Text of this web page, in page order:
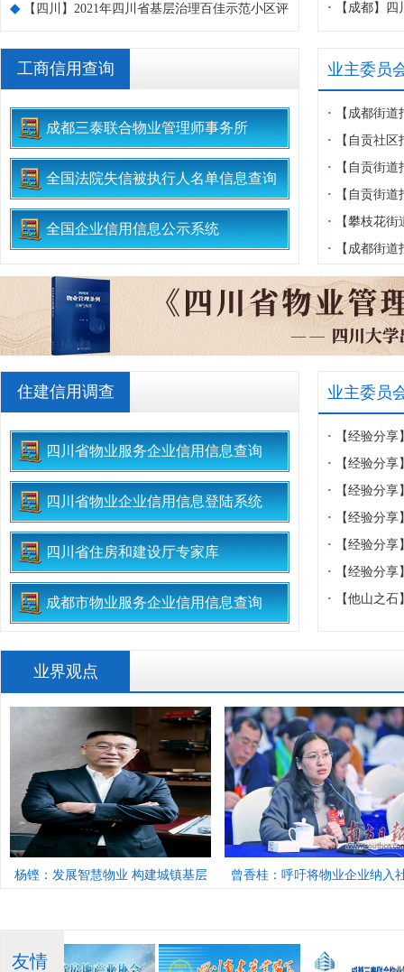
◆ 【四川】2021年四川省基层治理百佳示范小区评
公告
·
【成都】
工商信用查询
成都三泰联合物业管理师事务所
全国法院失信被执行人名单信息查询
全国企业信用信息公示系统
业主委员
·
【成都街
消防演练
·
【自贡社
业委会、物
收集会
·
【自贡街
区业委会设
·
【自贡街
区业委会等
改工作现场会
·
【攀枝花
举圆满完成
·
【成都街
家园物业开
练
住建信用调查
四川省物业服务企业信用信息查询
四川省物业企业信用信息登陆系统
四川省住房和建设厅专家库
成都市物业服务企业信用信息查询
业主委员
·
【经验分
物业共筑安
·
【经验分
迎新春佳节
·
【经验分
一.龙兴集”
D区开展消防
·
【经验分
心党支部开
生”党建共建
·
【经验分
入参与式预
·
【经验分
“微网实格”
·
【他山之
业界观点
杨铿：发展智慧物业 构建城镇基层 曾香桂：呼吁将物业企业纳入
友情